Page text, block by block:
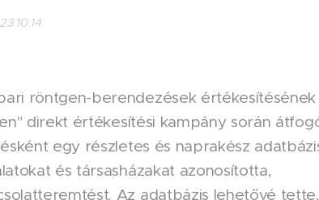
röntgen-berendezések értékesítésének
direkt értékesítési kampány során
egy részletes és naprakész
és társasházakat azonosította,
Az adatbázis lehetővé tette,